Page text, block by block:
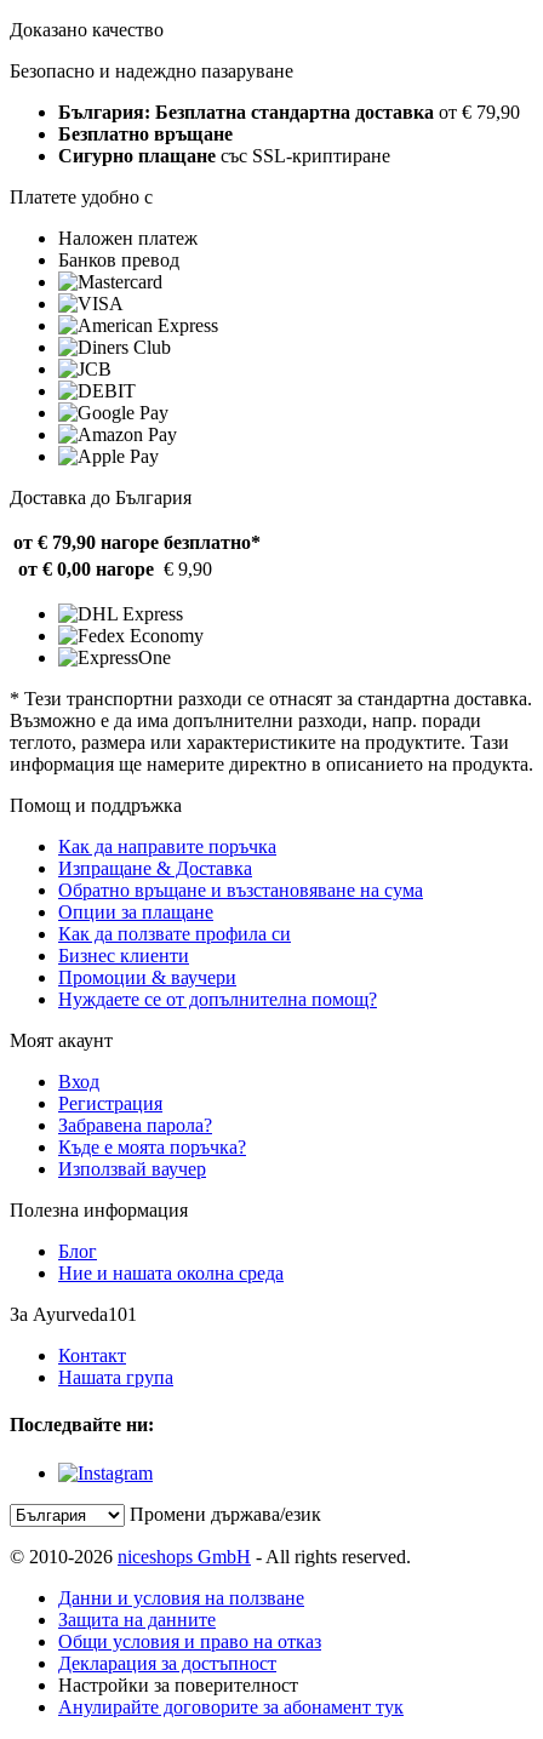
Доказано качество
Безопасно и надеждно пазаруване
България: Безплатна стандартна доставка от € 79,90
Безплатно връщане
Сигурно плащане със SSL-криптиране
Платете удобно с
Наложен платеж
Банков превод
Доставка до България
от € 79,90 нагоре безплатно*
от € 0,00 нагоре € 9,90
* Тези транспортни разходи се отнасят за стандартна доставка.
Възможно е да има допълнителни разходи, напр. поради
теглото, размера или характеристиките на продуктите. Тази
информация ще намерите директно в описанието на продукта.
Помощ и поддръжка
Как да направите поръчка
Изпращане & Доставка
Обратно връщане и възстановяване на сума
Опции за плащане
Как да ползвате профила си
Бизнес клиенти
Промоции & ваучери
Нуждаете се от допълнителна помощ?
Моят акаунт
Вход
Регистрация
Забравена парола?
Къде е моята поръчка?
Използвай ваучер
Полезна информация
Блог
Ние и нашата околна среда
За Ayurveda101
Контакт
Нашата група
Последвайте ни:
Промени държава/език
© 2010-2026 niceshops GmbH - All rights reserved.
Данни и условия на ползване
Защита на данните
Общи условия и право на отказ
Декларация за достъпност
Настройки за поверителност
Анулирайте договорите за абонамент тук